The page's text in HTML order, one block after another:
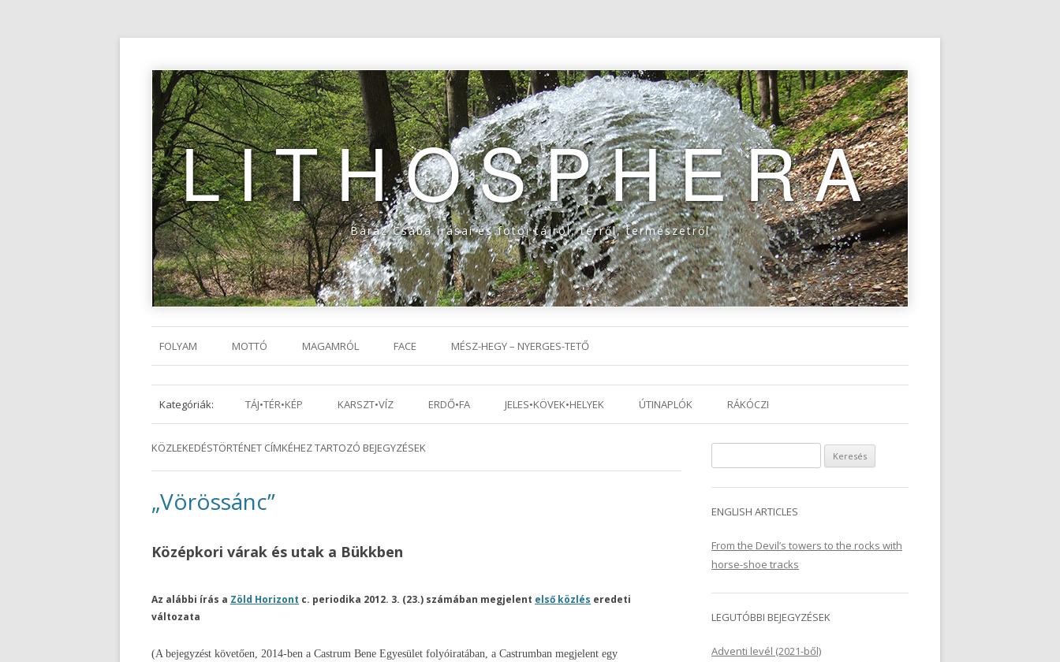
LITHOSPHERA
Baráz Csaba írásai és fotói tájról, térről, természetről
Tovább a tartalomra
FOLYAM MOTTÓ MAGAMRÓL FACE MÉSZ-HEGY – NYERGES-TETŐ
Tovább a tartalomra
Kategóriák: TÁJ•TÉR•KÉP KARSZT•VÍZ ERDŐ•FA JELES•KÖVEK•HELYEK ÚTINAPLÓK RÁKÓCZI
KÖZLEKEDÉSTÖRTÉNET CÍMKÉHEZ TARTOZÓ BEJEGYZÉSEK
„Vörössánc”
Középkori várak és utak a Bükkben
Az alábbi írás a Zöld Horizont c. periodika 2012. 3. (23.) számában megjelent első közlés eredeti
változata
(A bejegyzést követően, 2014-ben a Castrum Bene Egyesület folyóiratában, a Castrumban megjelent egy
ENGLISH ARTICLES
From the Devil’s towers to the rocks with
horse-shoe tracks
LEGUTÓBBI BEJEGYZÉSEK
Adventi levél (2021-ből)